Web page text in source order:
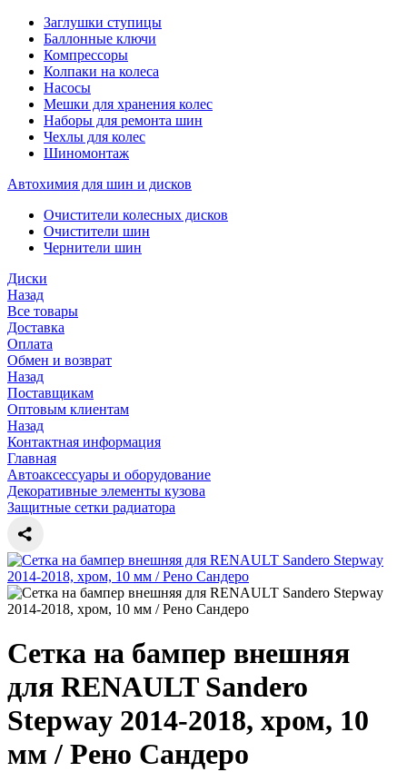
Заглушки ступицы
Баллонные ключи
Компрессоры
Колпаки на колеса
Насосы
Мешки для хранения колес
Наборы для ремонта шин
Чехлы для колес
Шиномонтаж
Автохимия для шин и дисков
Очистители колесных дисков
Очистители шин
Чернители шин
Диски
Назад
Все товары
Доставка
Оплата
Обмен и возврат
Назад
Поставщикам
Оптовым клиентам
Назад
Контактная информация
Главная
Автоаксессуары и оборудование
Декоративные элементы кузова
Защитные сетки радиатора
Сетка на бампер внешняя
для RENAULT Sandero
Stepway 2014-2018, хром, 10
мм / Рено Сандеро